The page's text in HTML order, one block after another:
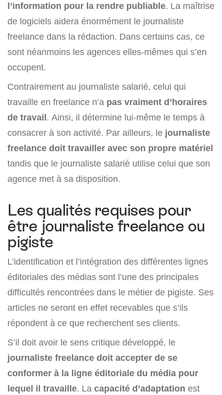
l’information pour la rendre publiable. La maîtrise
de logiciels aidera énormément le journaliste
freelance dans la rédaction. Dans certains cas, ce
sont néanmoins les agences elles-mêmes qui s’en
occupent.
Contrairement au journaliste salarié, celui qui
travaille en freelance n’a pas vraiment d’horaires
de travail. Ainsi, il détermine lui-même le temps à
consacrer à son activité. Par ailleurs, le journaliste
freelance doit travailler avec son propre matériel
tandis que le journaliste salarié utilise celui que son
agence met à sa disposition.
Les qualités requises pour
être journaliste freelance ou
pigiste
L’identification et l’intégration des différentes lignes
éditoriales des médias sont l’une des principales
difficultés rencontrées dans le métier de pigiste. Ses
articles ne seront en effet recevables que s’ils
répondent à ce que recherchent ses clients.
S’il doit avoir le sens critique développé, le
journaliste freelance doit accepter de se
conformer à la ligne éditoriale du média pour
lequel il travaille. La capacité d’adaptation est